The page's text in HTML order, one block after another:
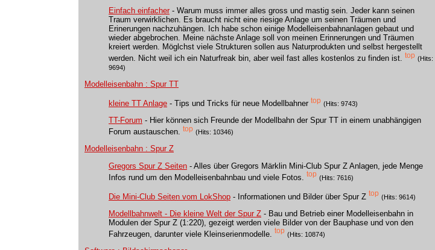
Einfach einfacher - Warum muss immer alles gross und mastig sein. Jeder kann seinen
Traum verwirklichen. Es braucht nicht eine riesige Anlage um seinen Träumen und
Erinerungen nachzuhängen. Ich habe schon einige Modelleisenbahnanlagen gebaut und
wieder abgebrochen. Meine nächste Anlage soll von meinen Erinnerungen und Träumen
kreiert werden. Möglchst viele Strukturen sollen aus Naturprodukten und selbst hergestellt
werden. Nicht weil ich ein Naturfreak bin, aber weil fast alles kostenlos zu finden ist. top (Hits:
9694)
Modelleisenbahn : Spur TT
kleine TT Anlage - Tips und Tricks für neue Modellbahner top (Hits: 9743)
TT-Forum - Hier können sich Freunde der Modellbahn der Spur TT in einem unabhängigen
Forum austauschen. top (Hits: 10346)
Modelleisenbahn : Spur Z
Gregors Spur Z Seiten - Alles über Gregors Märklin Mini-Club Spur Z Anlagen, jede Menge
Infos rund um den Modelleisenbahnbau und viele Fotos.
top (Hits: 7616)
Die Mini-Club Seiten vom LokShop - Informationen und Bilder über Spur Z top (Hits: 9614)
Modellbahnwelt - Die kleine Welt der Spur Z - Bau und Betrieb einer Modelleisenbahn in
Modulen der Spur Z (1:220), gezeigt werden viele Bilder von der Bauphase und von den
Fahrzeugen, darunter viele Kleinserienmodelle. top (Hits: 10874)